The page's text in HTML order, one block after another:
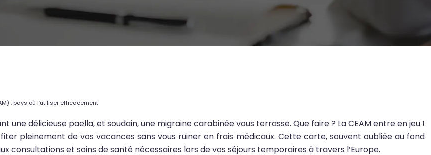
: pays où l’utiliser efficacement
une délicieuse paella, et soudain, une migraine carabinée vous terrasse. Que faire ? La CEAM entre en jeu !
pleinement de vos vacances sans vous ruiner en frais médicaux. Cette carte, souvent oubliée au fond
consultations et soins de santé nécessaires lors de vos séjours temporaires à travers l’Europe.